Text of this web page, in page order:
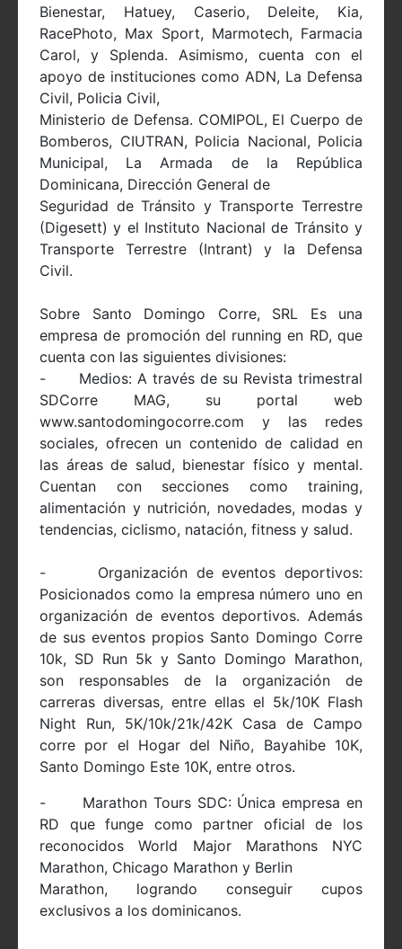
Bienestar, Hatuey, Caserio, Deleite, Kia,
RacePhoto, Max Sport, Marmotech, Farmacia
Carol, y Splenda. Asimismo, cuenta con el
apoyo de instituciones como ADN, La Defensa
Civil, Policia Civil,
Ministerio de Defensa. COMIPOL, El Cuerpo de
Bomberos, CIUTRAN, Policia Nacional, Policia
Municipal, La Armada de la República
Dominicana, Dirección General de
Seguridad de Tránsito y Transporte Terrestre
(Digesett) y el Instituto Nacional de Tránsito y
Transporte Terrestre (Intrant) y la Defensa
Civil.
Sobre Santo Domingo Corre, SRL Es una
empresa de promoción del running en RD, que
cuenta con las siguientes divisiones:
- Medios: A través de su Revista trimestral
SDCorre MAG, su portal web
www.santodomingocorre.com y las redes
sociales, ofrecen un contenido de calidad en
las áreas de salud, bienestar físico y mental.
Cuentan con secciones como training,
alimentación y nutrición, novedades, modas y
tendencias, ciclismo, natación, fitness y salud.
- Organización de eventos deportivos:
Posicionados como la empresa número uno en
organización de eventos deportivos. Además
de sus eventos propios Santo Domingo Corre
10k, SD Run 5k y Santo Domingo Marathon,
son responsables de la organización de
carreras diversas, entre ellas el 5k/10K Flash
Night Run, 5K/10k/21k/42K Casa de Campo
corre por el Hogar del Niño, Bayahibe 10K,
Santo Domingo Este 10K, entre otros.
- Marathon Tours SDC: Única empresa en
RD que funge como partner oficial de los
reconocidos World Major Marathons NYC
Marathon, Chicago Marathon y Berlin
Marathon, logrando conseguir cupos
exclusivos a los dominicanos.